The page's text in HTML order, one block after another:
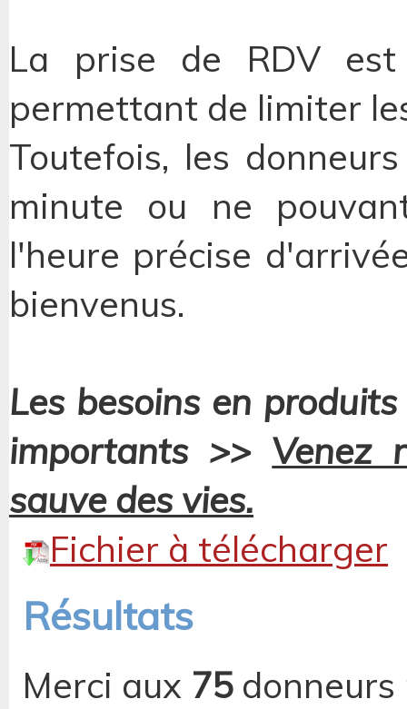
La prise de RDV est
permettant de limiter
Toutefois, les
minute ou ne
l'heure précise
bienvenus.
Les besoins en
importants >> Venez
sauve des vies.
Fichier à télécharger
Résultats
Merci aux 75